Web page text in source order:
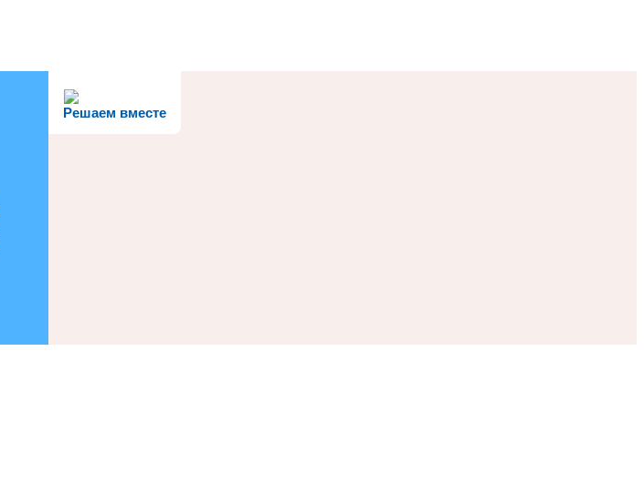
Решаем вместе